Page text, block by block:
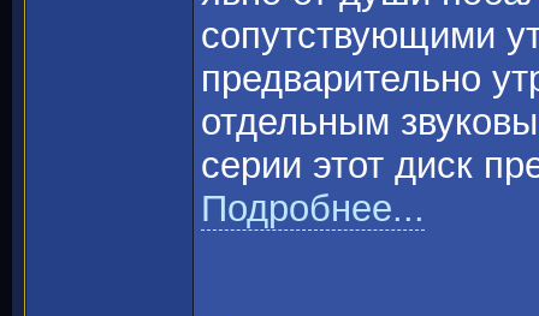
сопутствующими
предварительно
отдельным
серии этот диск
Подробнее...